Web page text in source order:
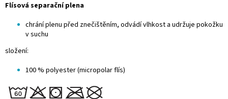
Flísová separační plena
chrání plenu před znečištěním, odvádí vlhkost a udržuje pokožku
v suchu
složení:
100 % polyester (micropolar flís)